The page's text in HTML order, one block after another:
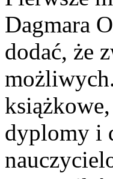
Dagmara
dodać, że
dyplomy i